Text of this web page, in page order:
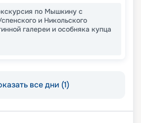
по Мышкину с
и Никольского
галереи и особняка купца
все дни (1)